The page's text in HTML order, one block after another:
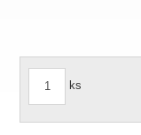
ks